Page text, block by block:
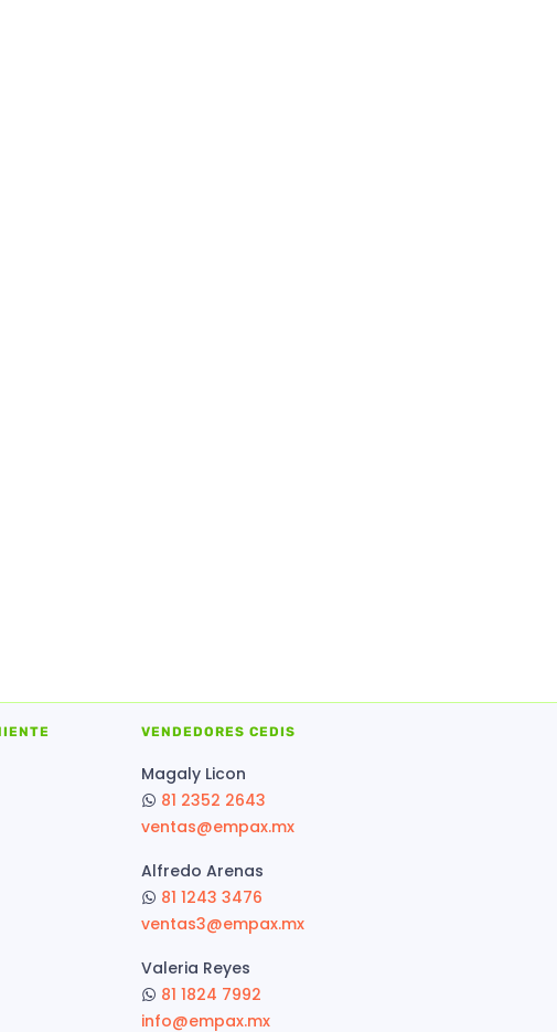
VENDEDORES CEDIS
Magaly Licon
81 2352 2643
ventas@empax.mx
Alfredo Arenas
81 1243 3476
ventas3@empax.mx
Valeria Reyes
81 1824 7992
info@empax.mx